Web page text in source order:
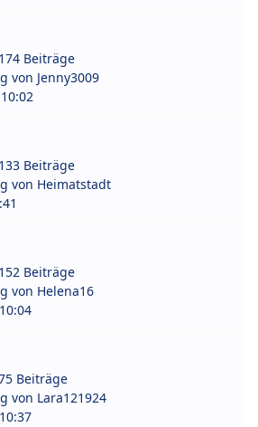
Beiträge
von Jenny3009
Beiträge
von Heimatstadt
Beiträge
von Helena16
Beiträge
von Lara121924